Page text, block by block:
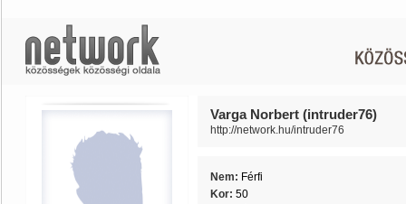
Varga Norbert (intruder76)
http://network.hu/intruder76
Nem: Férfi
Kor: 50